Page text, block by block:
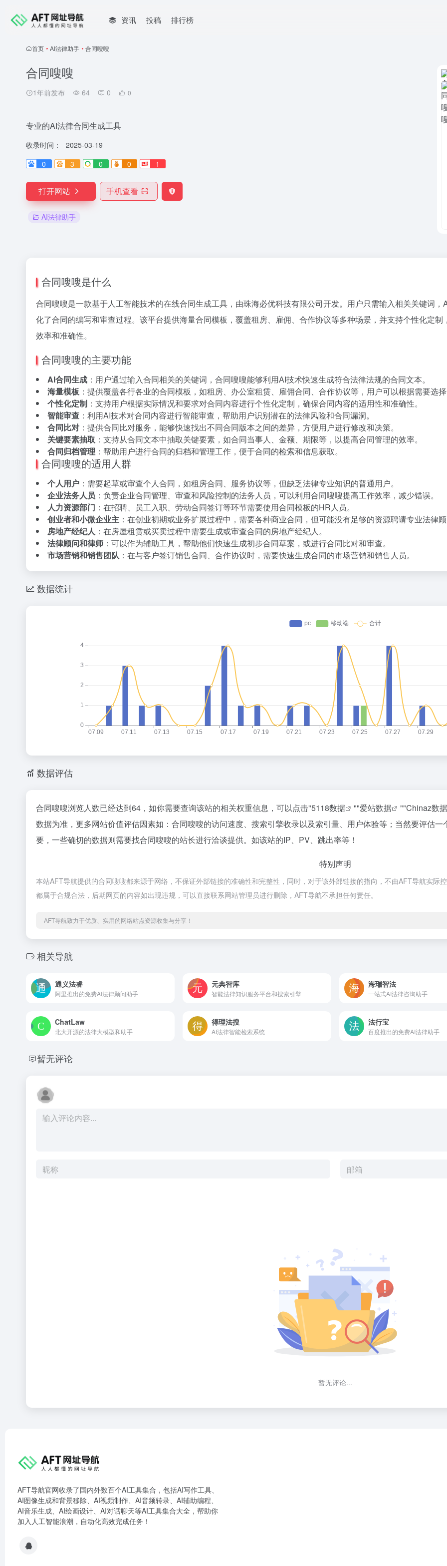
资讯 投稿 排行榜
首页 • AI法律助手 • 合同嗖嗖
合同嗖嗖
1年前发布 64 0 0
专业的AI法律合同生成工具
收录时间：
2025-03-19
0
3 0 0 1
打开网站 手机查看
AI法律助手
合同嗖嗖是什么
合同嗖嗖是一款基于人工智能技术的在线合同生成工具，由珠海必优科技有限公司开发。用户只需输入相关关键词
化了合同的编写和审查过程。该平台提供海量合同模板，覆盖租房、雇佣、合作协议等多种场景，并支持个性化定
效率和准确性。
合同嗖嗖的主要功能
AI合同生成 ：用户通过输入合同相关的关键词，合同嗖嗖能够利用AI技术快速生成符合法律法规的合同文本。
海量模板 ：提供覆盖各行各业的合同模板，如租房、办公室租赁、雇佣合同、合作协议等，用户可以根据需要选
个性化定制 ：支持用户根据实际情况和要求对合同内容进行个性化定制，确保合同内容的适用性和准确性。
智能审查 ：利用AI技术对合同内容进行智能审查，帮助用户识别潜在的法律风险和合同漏洞。
合同比对 ：提供合同比对服务，能够快速找出不同合同版本之间的差异，方便用户进行修改和决策。
关键要素抽取 ：支持从合同文本中抽取关键要素，如合同当事人、金额、期限等，以提高合同管理的效率。
合同归档管理 ：帮助用户进行合同的归档和管理工作，便于合同的检索和信息获取。
合同嗖嗖的适用人群
个人用户 ：需要起草或审查个人合同，如租房合同、服务协议等，但缺乏法律专业知识的普通用户。
企业法务人员 ：负责企业合同管理、审查和风险控制的法务人员，可以利用合同嗖嗖提高工作效率，减少错误。
人力资源部门 ：在招聘、员工入职、劳动合同签订等环节需要使用合同模板的HR人员。
创业者和小微企业主 ：在创业初期或业务扩展过程中，需要各种商业合同，但可能没有足够的资源聘请专业法律
房地产经纪人 ：在房屋租赁或买卖过程中需要生成或审查合同的房地产经纪人。
法律顾问和律师 ：可以作为辅助工具，帮助他们快速生成初步合同草案，或进行合同比对和审查。
市场营销和销售团队 ：在与客户签订销售合同、合作协议时，需要快速生成合同的市场营销和销售人员。
数据统计
数据评估
合同嗖嗖浏览人数已经达到64，如你需要查询该站的相关权重信息，可以点击"5118数据 ""爱站数据 ""Chinaz数据
数据为准，更多网站价值评估因素如：合同嗖嗖的访问速度、搜索引擎收录以及索引量、用户体验等；当然要评估
要，一些确切的数据则需要找合同嗖嗖的站长进行洽谈提供。如该站的IP、PV、跳出率等！
特别声明
本站AFT导航提供的合同嗖嗖都来源于网络，不保证外部链接的准确性和完整性，同时，对于该外部链接的指向，不由AFT导航实际
都属于合规合法，后期网页的内容如出现违规，可以直接联系网站管理员进行删除，AFT导航不承担任何责任。
AFT导航致力于优质、实用的网络站点资源收集与分享！
相关导航
通义法睿
阿里推出的免费AI法律顾问助手
元典智库
智能法律知识服务平台和搜索引擎
海瑞智法
一站式AI法律咨询助手
ChatLaw
北大开源的法律大模型和助手
得理法搜
AI法律智能检索系统
法行宝
百度推出的免费AI法律助手
暂无评论
暂无评论...
AFT导航官网收录了国内外数百个AI工具集合，包括AI写作工具、
AI图像生成和背景移除、AI视频制作、AI音频转录、AI辅助编程、
AI音乐生成、AI绘画设计、AI对话聊天等AI工具集合大全，帮助你
加入人工智能浪潮，自动化高效完成任务！